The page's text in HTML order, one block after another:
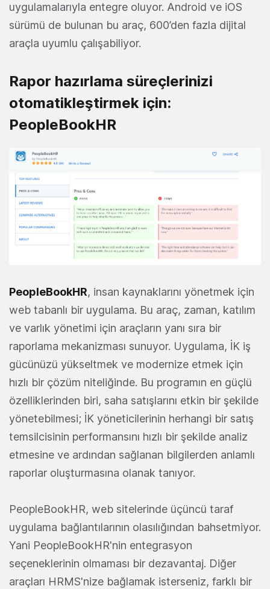
uygulamalarıyla entegre oluyor. Android ve iOS
sürümü de bulunan bu araç, 600’den fazla dijital
araçla uyumlu çalışabiliyor.
Rapor hazırlama süreçlerinizi
otomatikleştirmek için:
PeopleBookHR
PeopleBookHR, insan kaynaklarını yönetmek için
web tabanlı bir uygulama. Bu araç, zaman, katılım
ve varlık yönetimi için araçların yanı sıra bir
raporlama mekanizması sunuyor. Uygulama, İK iş
gücünüzü yükseltmek ve modernize etmek için
hızlı bir çözüm niteliğinde. Bu programın en güçlü
özelliklerinden biri, saha satışlarını etkin bir şekilde
yönetebilmesi; İK yöneticilerinin herhangi bir satış
temsilcisinin performansını hızlı bir şekilde analiz
etmesine ve ardından sağlanan bilgilerden anlamlı
raporlar oluşturmasına olanak tanıyor.
PeopleBookHR, web sitelerinde üçüncü taraf
uygulama bağlantılarının olasılığından bahsetmiyor.
Yani PeopleBookHR'nin entegrasyon
seçeneklerinin olmaması bir dezavantaj. Diğer
araçları HRMS'nize bağlamak isterseniz, farklı bir